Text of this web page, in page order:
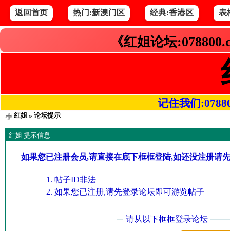
返回首页 热门:新澳门区 经典:香港区 表
《红姐论坛
记住我们
红姐» 论坛提示
红姐 提示信息
如果您已注册会员,请直接在底下框框登陆,如还没注册请
帖子ID非法
如果您已注册,请先登录论坛即可游览帖子
请从以下框框登录论坛